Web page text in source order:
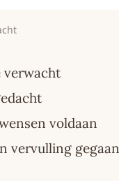
verwacht
voldaan
vervulling gegaan